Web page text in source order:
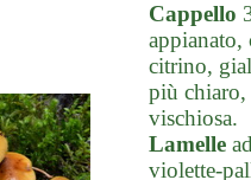
Cappello
appianato,
citrino,
più
vischiosa.
Lamelle
violette-